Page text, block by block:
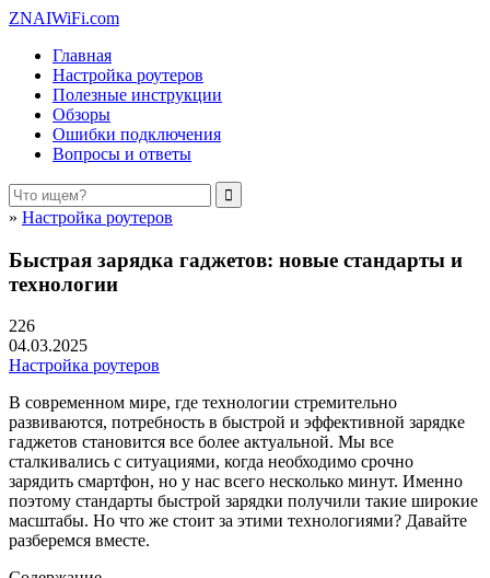
ZNAIWiFi.com
Главная
Настройка роутеров
Полезные инструкции
Обзоры
Ошибки подключения
Вопросы и ответы
» Настройка роутеров
Быстрая зарядка гаджетов: новые стандарты и
технологии
226
04.03.2025
Настройка роутеров
В современном мире, где технологии стремительно
развиваются, потребность в быстрой и эффективной зарядке
гаджетов становится все более актуальной. Мы все
сталкивались с ситуациями, когда необходимо срочно
зарядить смартфон, но у нас всего несколько минут. Именно
поэтому стандарты быстрой зарядки получили такие широкие
масштабы. Но что же стоит за этими технологиями? Давайте
разберемся вместе.